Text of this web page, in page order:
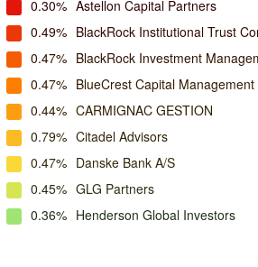
0.30% Astellon Capital Partners
0.49% BlackRock Institutional Trust
0.47% BlackRock Investment
0.47% BlueCrest Capital Management
0.44% CARMIGNAC GESTION
0.79% Citadel Advisors
0.47% Danske Bank A/S
0.45% GLG Partners
0.36% Henderson Global Investors